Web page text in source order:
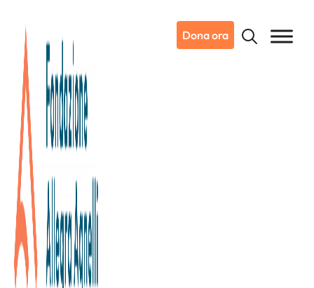
Dona ora
05/06/2025
Dicono di noi
Al Conservatorio Verdi, il Film
Music Concert